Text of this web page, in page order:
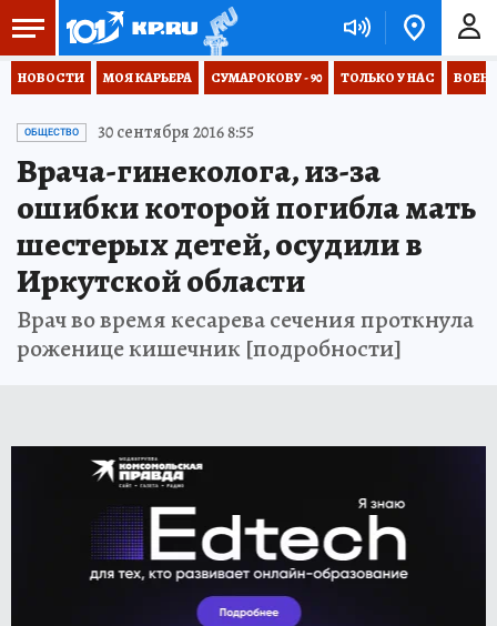
НОВОСТИ МОЯ КАРЬЕРА СУМАРОКОВУ - 90 ТОЛЬКО У НАС
ОБЩЕСТВО 30 сентября 2016 8:55
Врача-гинеколога, из-за
ошибки которой погибла мать
шестерых детей, осудили в
Иркутской области
Врач во время кесарева сечения проткнула
роженице кишечник [подробности]